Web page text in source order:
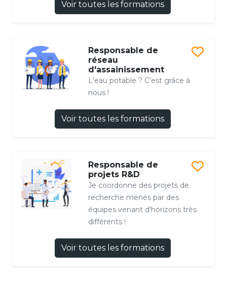
Voir toutes les formations
Responsable de
réseau
d'assainissement
L'eau potable ? C'est grâce à
nous !
Voir toutes les formations
Responsable de
projets R&D
Je coordonne des projets de
recherche menés par des
équipes venant d'horizons très
différents !
Voir toutes les formations